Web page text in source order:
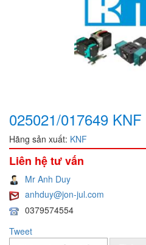
025021/017649
Hãng sản xuất: KNF
Liên hệ tư vấn
Mr Anh Duy
anhduy@jon-jul.com
0379574554
Tweet